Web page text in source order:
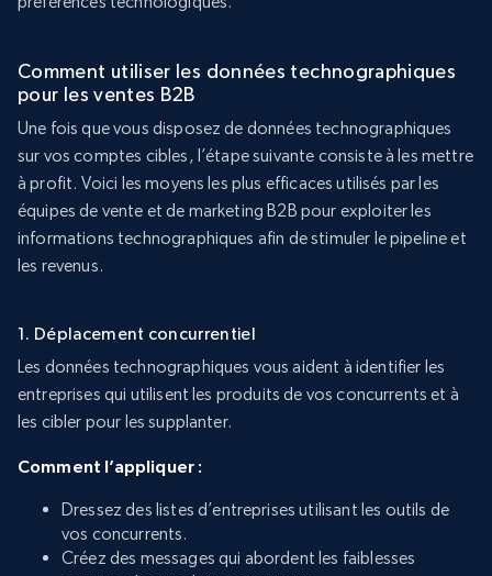
Comment utiliser les données technographiques
pour les ventes B2B
Une fois que vous disposez de données technographiques
sur vos comptes cibles, l’étape suivante consiste à les mettre
à profit. Voici les moyens les plus efficaces utilisés par les
équipes de vente et de marketing B2B pour exploiter les
informations technographiques afin de stimuler le pipeline et
les revenus.
1. Déplacement concurrentiel
Les données technographiques vous aident à identifier les
entreprises qui utilisent les produits de vos concurrents et à
les cibler pour les supplanter.
Comment l’appliquer :
Dressez des listes d’entreprises utilisant les outils de
vos concurrents.
Créez des messages qui abordent les faiblesses